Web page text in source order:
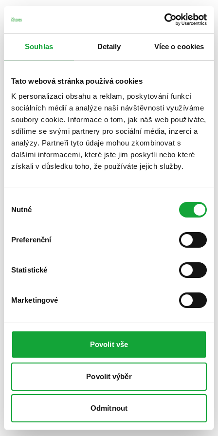
Souhlas Detaily Více o cookies
Tato webová stránka používá cookies
K personalizaci obsahu a reklam, poskytování funkcí
sociálních médií a analýze naší návštěvnosti využíváme
soubory cookie. Informace o tom, jak náš web používáte,
sdílíme se svými partnery pro sociální média, inzerci a
analýzy. Partneři tyto údaje mohou zkombinovat s
dalšími informacemi, které jste jim poskytli nebo které
získali v důsledku toho, že používáte jejich služby.
souhlasu
Nutné
Preferenční
Statistické
Marketingové
Povolit vše
Povolit výběr
Odmítnout